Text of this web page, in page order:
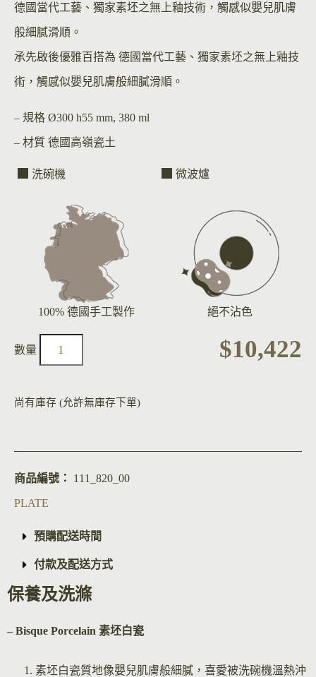
德國當代工藝、獨家素坯之無上釉技術，觸感似嬰兒肌膚
般細膩滑順。
承先啟後優雅百搭為 德國當代工藝、獨家素坯之無上釉技
術，觸感似嬰兒肌膚般細膩滑順。
– 規格 Ø300 h55 mm, 380 ml
– 材質 德國高嶺瓷土
洗碗機 微波爐
100% 德國手工製作 絕不沾色
$10,422
尚有庫存 (允許無庫存下單)
商品編號： 111_820_00
PLATE
預購配送時間
付款及配送方式
保養及洗滌
– Bisque Porcelain 素坯白瓷
素坯白瓷質地像嬰兒肌膚般細膩，喜愛被洗碗機溫熱沖